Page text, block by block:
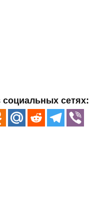
сетях: